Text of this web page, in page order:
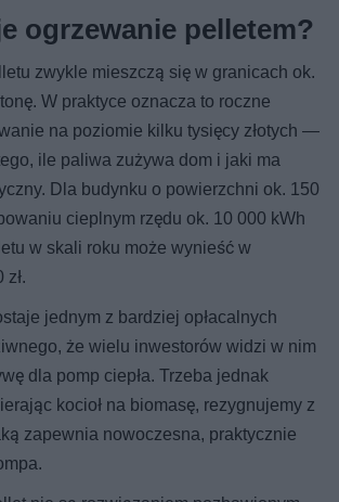
ogrzewanie pelletem?
zwykle mieszczą się w granicach ok.
W praktyce oznacza to roczne
na poziomie kilku tysięcy złotych —
ile paliwa zużywa dom i jaki ma
Dla budynku o powierzchni ok. 150
cieplnym rzędu ok. 10 000 kWh
w skali roku może wynieść w
jednym z bardziej opłacalnych
że wielu inwestorów widzi w nim
dla pomp ciepła. Trzeba jednak
kocioł na biomasę, rezygnujemy z
zapewnia nowoczesna, praktycznie